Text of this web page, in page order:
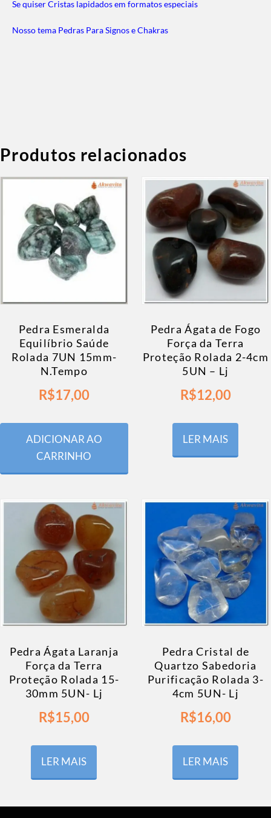
Se quiser Cristas lapidados em formatos especiais
Nosso tema Pedras Para Signos e Chakras
Produtos relacionados
Pedra Esmeralda
Equilíbrio Saúde
Rolada 7UN 15mm-
N.Tempo
R$17,00
ADICIONAR AO
CARRINHO
Pedra Ágata de Fogo
Força da Terra
Proteção Rolada 2-4cm
5UN – Lj
R$12,00
LER MAIS
Pedra Ágata Laranja
Força da Terra
Proteção Rolada 15-
30mm 5UN- Lj
R$15,00
LER MAIS
Pedra Cristal de
Quartzo Sabedoria
Purificação Rolada 3-
4cm 5UN- Lj
R$16,00
LER MAIS